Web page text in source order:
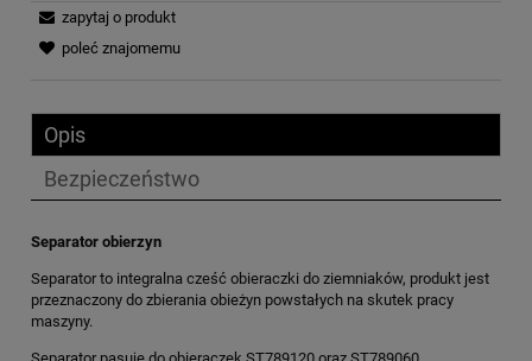
zapytaj o produkt
poleć znajomemu
Opis
Bezpieczeństwo
Separator obierzyn
Separator to integralna cześć obieraczki do ziemniaków, produkt jest
przeznaczony do zbierania obieżyn powstałych na skutek pracy
maszyny.